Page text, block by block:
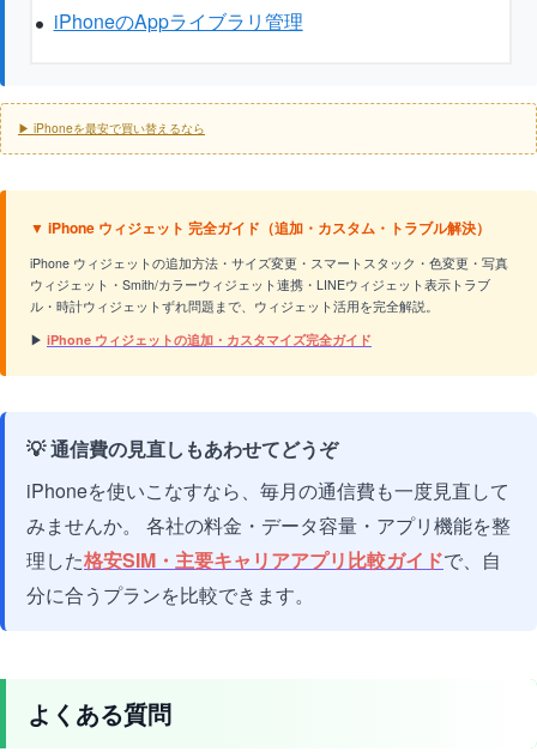
iPhoneのAppライブラリ管理
▶ iPhoneを最安で買い替えるなら
▼ iPhone ウィジェット 完全ガイド（追加・カスタム・トラブル解決）
iPhone ウィジェットの追加方法・サイズ変更・スマートスタック・色変更・写真
ウィジェット・Smith/カラーウィジェット連携・LINEウィジェット表示トラブ
ル・時計ウィジェットずれ問題まで、ウィジェット活用を完全解説。
▶ iPhone ウィジェットの追加・カスタマイズ完全ガイド
💡 通信費の見直しもあわせてどうぞ
iPhoneを使いこなすなら、毎月の通信費も一度見直して
みませんか。 各社の料金・データ容量・アプリ機能を整
理した格安SIM・主要キャリアアプリ比較ガイドで、自
分に合うプランを比較できます。
よくある質問